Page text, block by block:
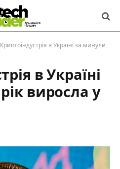
Криптоіндустрія в Україні за минулий рік виросла у п’ять разів
в Україні
виросла у